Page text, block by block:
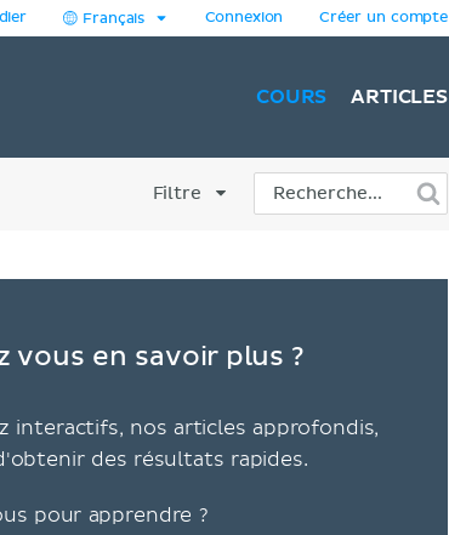
Français Connexion Créer un compte
COURS ARTICLES
Filtre
vous en savoir plus ?
interactifs, nos articles approfondis,
des résultats rapides.
pour apprendre ?